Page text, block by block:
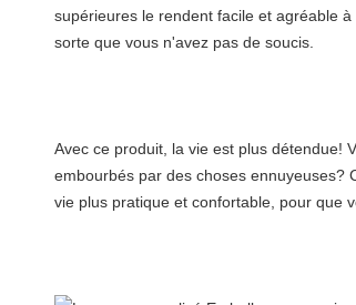
supérieures le rendent facile et agréable
sorte que vous n'avez pas de soucis.
Avec ce produit, la vie est plus détendue!
embourbés par des choses ennuyeuses?
vie plus pratique et confortable, pour que